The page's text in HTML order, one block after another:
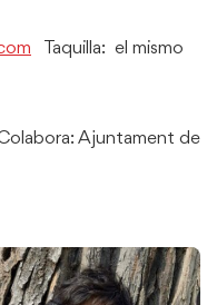
Taquilla: el mismo
Ajuntament de